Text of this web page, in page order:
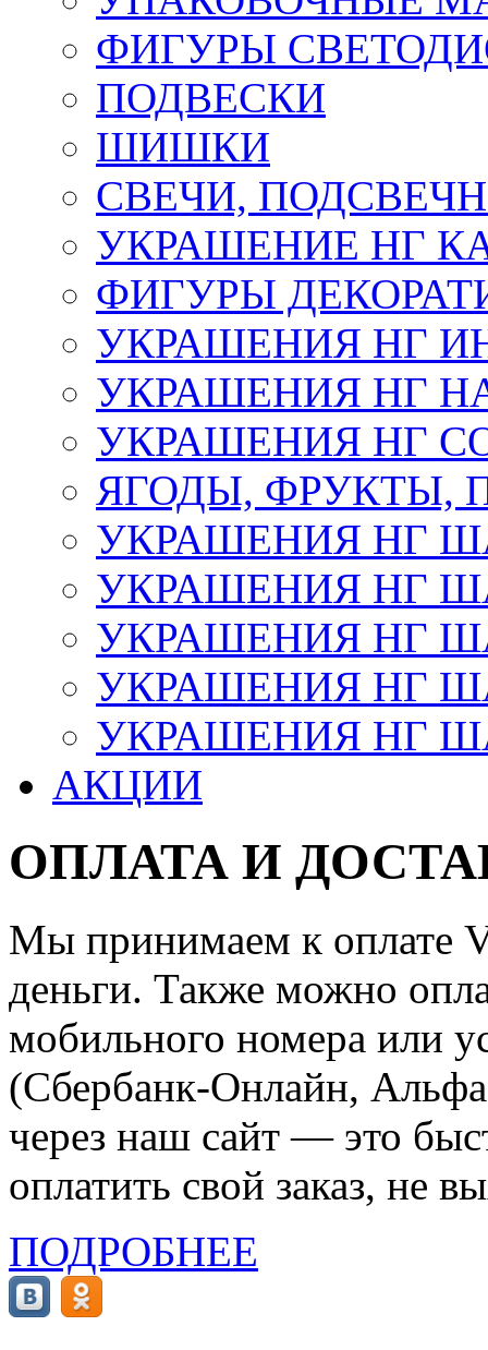
ФИГУРЫ
ПОДВЕСКИ
ШИШКИ
СВЕЧИ,
УКРАШЕНИЕ НГ
ФИГУРЫ
УКРАШЕНИЯ НГ
УКРАШЕНИЯ НГ
УКРАШЕНИЯ НГ
ЯГОДЫ, ФРУКТЫ,
УКРАШЕНИЯ НГ
УКРАШЕНИЯ НГ
УКРАШЕНИЯ НГ
УКРАШЕНИЯ НГ
УКРАШЕНИЯ НГ
АКЦИИ
ОПЛАТА И
Мы принимаем к оплате
деньги. Также можно
мобильного номера или
(Сбербанк-Онлайн,
через наш сайт — это
оплатить свой заказ, не
ПОДРОБНЕЕ